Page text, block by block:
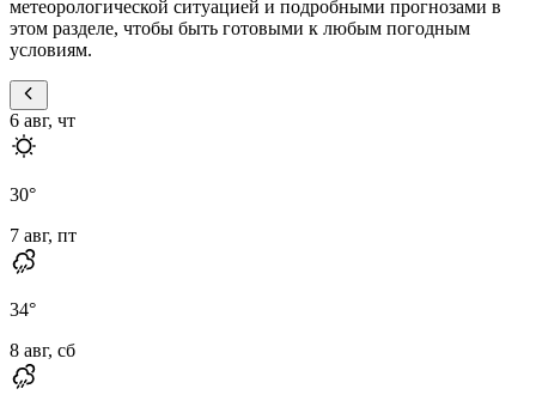
метеорологической ситуацией и подробными прогнозами в
этом разделе, чтобы быть готовыми к любым погодным
условиям.
6 авг, чт
30°
7 авг, пт
34°
8 авг, сб